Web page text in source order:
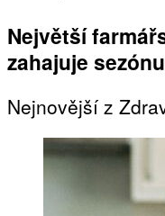
Největší
zahajuje
Nejnovější z